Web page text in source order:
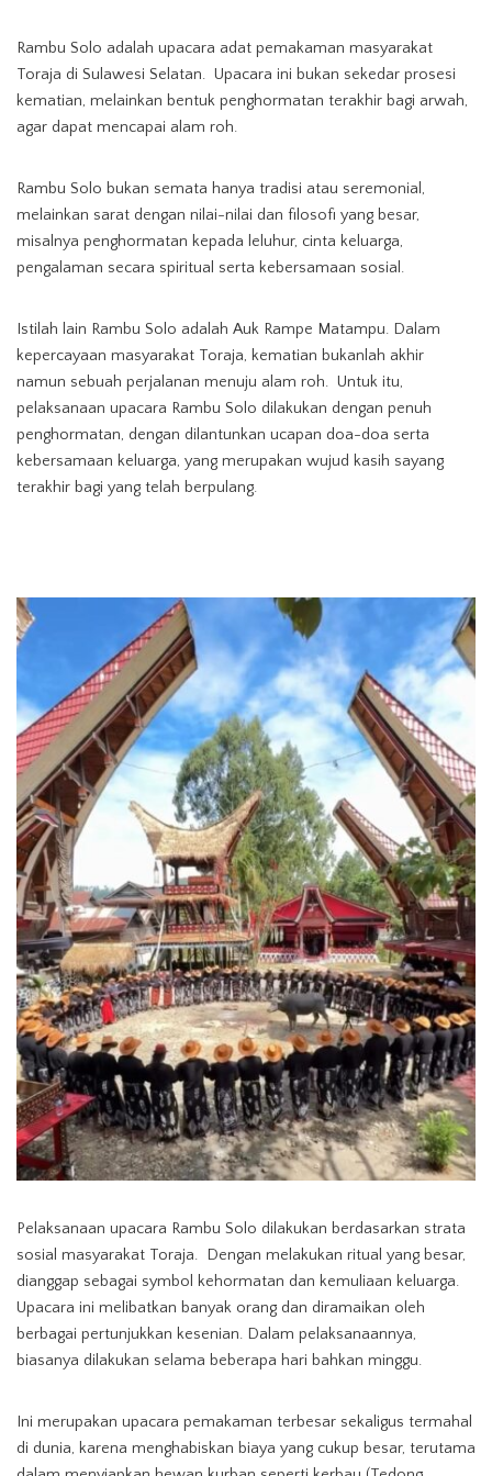
Rambu Solo adalah upacara adat pemakaman masyarakat
Toraja di Sulawesi Selatan. Upacara ini bukan sekedar prosesi
kematian, melainkan bentuk penghormatan terakhir bagi arwah,
agar dapat mencapai alam roh.
Rambu Solo bukan semata hanya tradisi atau seremonial,
melainkan sarat dengan nilai-nilai dan filosofi yang besar,
misalnya penghormatan kepada leluhur, cinta keluarga,
pengalaman secara spiritual serta kebersamaan sosial.
Istilah lain Rambu Solo adalah Auk Rampe Matampu. Dalam
kepercayaan masyarakat Toraja, kematian bukanlah akhir
namun sebuah perjalanan menuju alam roh. Untuk itu,
pelaksanaan upacara Rambu Solo dilakukan dengan penuh
penghormatan, dengan dilantunkan ucapan doa-doa serta
kebersamaan keluarga, yang merupakan wujud kasih sayang
terakhir bagi yang telah berpulang.
Pelaksanaan upacara Rambu Solo dilakukan berdasarkan strata
sosial masyarakat Toraja. Dengan melakukan ritual yang besar,
dianggap sebagai symbol kehormatan dan kemuliaan keluarga.
Upacara ini melibatkan banyak orang dan diramaikan oleh
berbagai pertunjukkan kesenian. Dalam pelaksanaannya,
biasanya dilakukan selama beberapa hari bahkan minggu.
Ini merupakan upacara pemakaman terbesar sekaligus termahal
di dunia, karena menghabiskan biaya yang cukup besar, terutama